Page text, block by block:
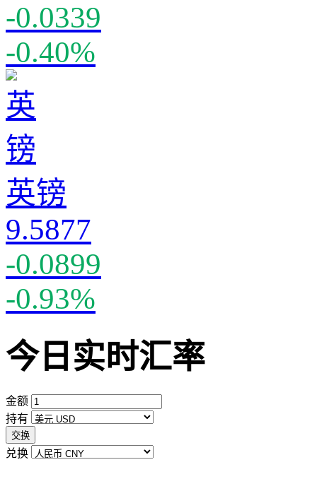
-0.0339
-0.40%
英镑
9.5877
-0.0899
-0.93%
今日实时汇率
金额
持有
交换
兑换